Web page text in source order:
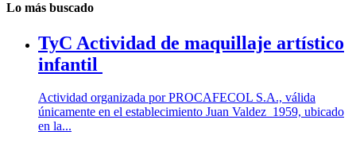
Lo más buscado
TyC Actividad de maquillaje artístico
infantil
Actividad organizada por PROCAFECOL S.A., válida
únicamente en el establecimiento Juan Valdez 1959, ubicado
en la...